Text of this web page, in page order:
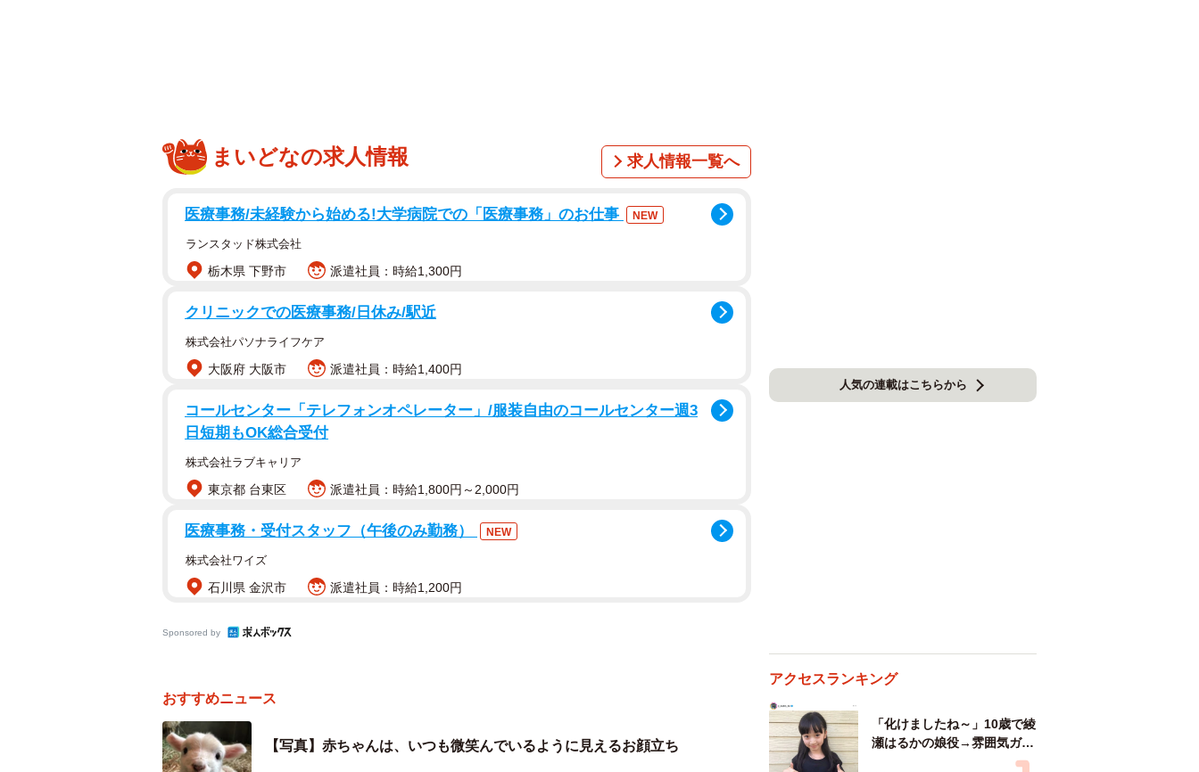
まいどなの求人情報 求人情報一覧へ
医療事務/未経験から始める!大学病院での「医療事務」のお仕事 NEW
ランスタッド株式会社
栃木県 下野市 派遣社員：時給1,300円
クリニックでの医療事務/日休み/駅近
株式会社パソナライフケア
大阪府 大阪市 派遣社員：時給1,400円
コールセンター「テレフォンオペレーター」/服装自由のコールセンター週3
日短期もOK総合受付
株式会社ラブキャリア
東京都 台東区 派遣社員：時給1,800円～2,000円
医療事務・受付スタッフ（午後のみ勤務） NEW
株式会社ワイズ
石川県 金沢市 派遣社員：時給1,200円
Sponsored by
おすすめニュース
【写真】赤ちゃんは、いつも微笑んでいるように見えるお顔立ち
人気の連載はこちらから
アクセスランキング
「化けましたね～」10歳で綾
瀬はるかの娘役→雰囲気ガラ
リの18歳に成長 「メイクで